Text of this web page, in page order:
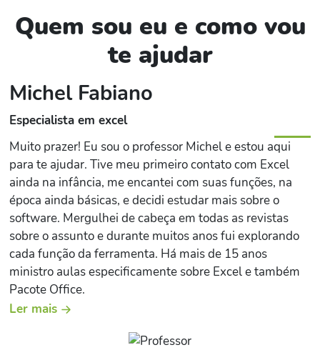
Quem sou eu e como vou
te ajudar
Michel Fabiano
Especialista em excel
Muito prazer! Eu sou o professor Michel e estou aqui
para te ajudar. Tive meu primeiro contato com Excel
ainda na infância, me encantei com suas funções, na
época ainda básicas, e decidi estudar mais sobre o
software. Mergulhei de cabeça em todas as revistas
sobre o assunto e durante muitos anos fui explorando
cada função da ferramenta. Há mais de 15 anos
ministro aulas especificamente sobre Excel e também
Pacote Office.
Se você já perdeu alguma oportunidade de emprego ou
de crescimento profissional por não saber como utilizar
planilhas, gráficos ou até mesmo um simples relatório,
Ler mais